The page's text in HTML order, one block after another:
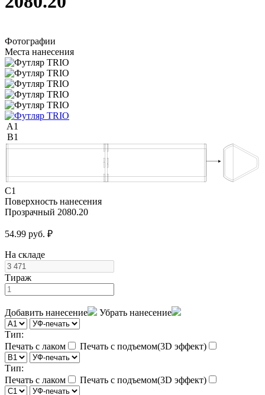
Фотографии
Места нанесения
A1
B1
C1
Поверхность нанесения
Прозрачный 2080.20
54.99 руб. ₽
На складе
Тираж
Добавить нанесение Убрать нанесение
Тип:
Печать с лаком
Печать с подъемом(3D эффект)
Тип:
Печать с лаком
Печать с подъемом(3D эффект)